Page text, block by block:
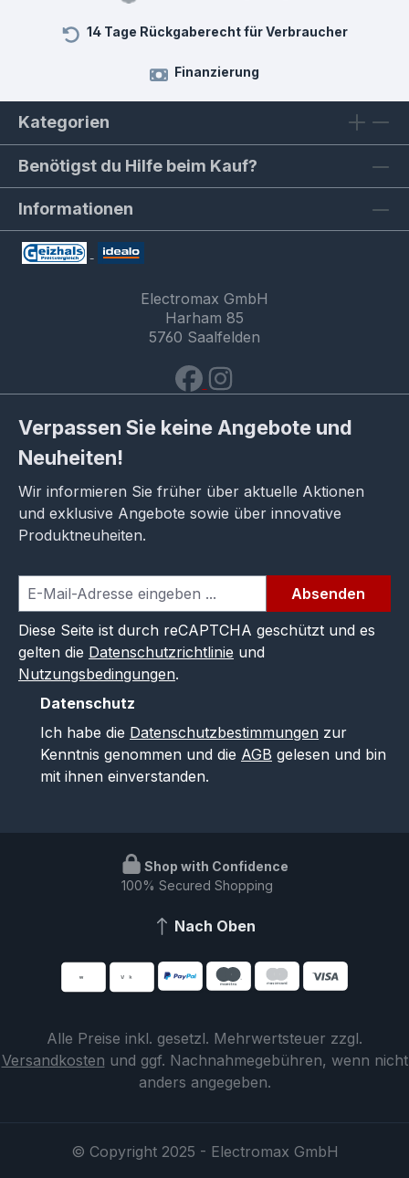
14 Tage Rückgaberecht für Verbraucher
Finanzierung
Kategorien
Benötigst du Hilfe beim Kauf?
Informationen
Electromax GmbH
Harham 85
5760 Saalfelden
Verpassen Sie keine Angebote und
Neuheiten!
Wir informieren Sie früher über aktuelle Aktionen
und exklusive Angebote sowie über innovative
Produktneuheiten.
Absenden
Diese Seite ist durch reCAPTCHA geschützt und es
gelten die Datenschutzrichtlinie und
Nutzungsbedingungen.
Datenschutz
Ich habe die Datenschutzbestimmungen zur
Kenntnis genommen und die AGB gelesen und bin
mit ihnen einverstanden.
Shop with Confidence
100% Secured Shopping
Nach Oben
Alle Preise inkl. gesetzl. Mehrwertsteuer zzgl.
Versandkosten und ggf. Nachnahmegebühren, wenn nicht
anders angegeben.
© Copyright 2025 - Electromax GmbH